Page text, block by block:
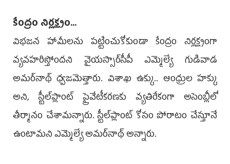
కేంద్రం నిర్లక్ష్యం...
విభజన హామీలను పట్టించుకోకుండా కేంద్రం నిర్లక్ష్యంగా
వ్యవహరిస్తోందని వైయ‌స్సార్‌సీపీ ఎమ్మెల్యే గుడివాడ
అమర్‌నాథ్‌ ధ్వజమెత్తారు. విశాఖ ఉక్కు.. ఆంధ్రుల హక్కు
అని, స్టీల్‌ప్లాంట్‌ ప్రైవేటీకరణకు వ్యతిరేకంగా అసెంబ్లీలో
తీర్మానం చేశామన్నారు. స్టీల్‌ప్లాంట్‌ కోసం పోరాటం చేస్తూనే
ఉంటామని ఎమ్మెల్యే అమర్‌నాథ్‌ అన్నారు.